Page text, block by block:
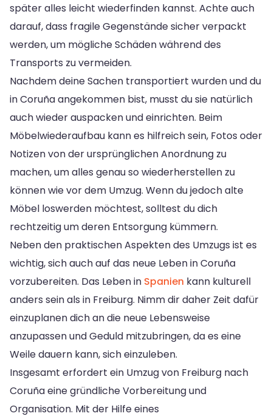
später alles leicht wiederfinden kannst. Achte auch
darauf, dass fragile Gegenstände sicher verpackt
werden, um mögliche Schäden während des
Transports zu vermeiden.
Nachdem deine Sachen transportiert wurden und du
in Coruña angekommen bist, musst du sie natürlich
auch wieder auspacken und einrichten. Beim
Möbelwiederaufbau kann es hilfreich sein, Fotos oder
Notizen von der ursprünglichen Anordnung zu
machen, um alles genau so wiederherstellen zu
können wie vor dem Umzug. Wenn du jedoch alte
Möbel loswerden möchtest, solltest du dich
rechtzeitig um deren Entsorgung kümmern.
Neben den praktischen Aspekten des Umzugs ist es
wichtig, sich auch auf das neue Leben in Coruña
vorzubereiten. Das Leben in Spanien kann kulturell
anders sein als in Freiburg. Nimm dir daher Zeit dafür
einzuplanen dich an die neue Lebensweise
anzupassen und Geduld mitzubringen, da es eine
Weile dauern kann, sich einzuleben.
Insgesamt erfordert ein Umzug von Freiburg nach
Coruña eine gründliche Vorbereitung und
Organisation. Mit der Hilfe eines